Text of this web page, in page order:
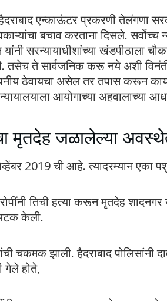
एन्काऊंटर प्रकरणी तेलंगणा
बचाव करताना दिसले.
यांनी सरन्यायाधीशांच्या खंडपीठाला
तसेच ते सार्वजनिक करू नये अशी
ठेवायचा असेल तर तपास करून काय
आयोगाच्या अहवालाच्या
मृतदेह जळालेल्या
2019 ची आहे. त्यादरम्यान एका
तिची हत्या करून मृतदेह
केली.
चकमक झाली. हैदराबाद पोलिसांनी
गेले होते,